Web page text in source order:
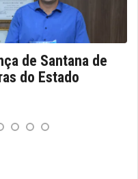
de Santana de
do Estado